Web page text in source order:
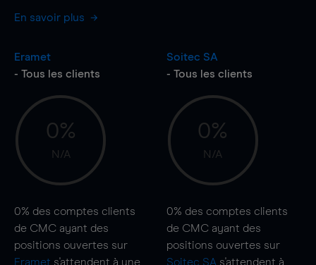
En savoir plus
Eramet
- Tous les clients
0%
N/A
0% des comptes clients
de CMC ayant des
positions ouvertes sur
Eramet s'attendent à une
Soitec SA
- Tous les clients
0%
N/A
0% des comptes clients
de CMC ayant des
positions ouvertes sur
Soitec SA s'attendent à